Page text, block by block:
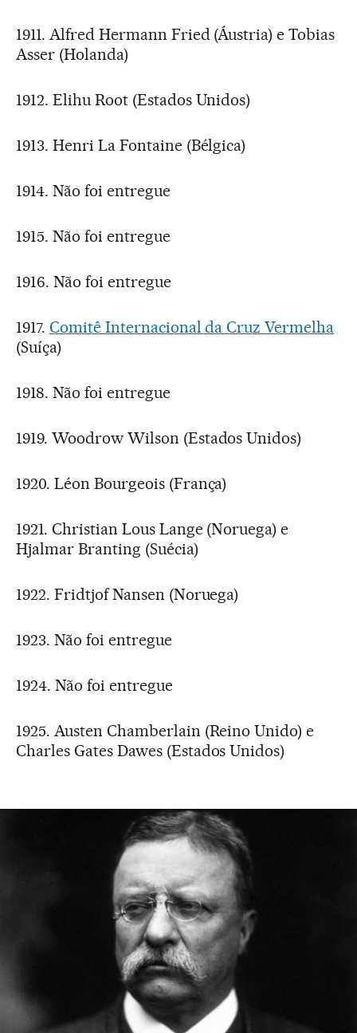
1911. Alfred Hermann Fried (Áustria) e Tobias
Asser (Holanda)
1912. Elihu Root (Estados Unidos)
1913. Henri La Fontaine (Bélgica)
1914. Não foi entregue
1915. Não foi entregue
1916. Não foi entregue
1917. Comitê Internacional da Cruz Vermelha
(Suíça)
1918. Não foi entregue
1919. Woodrow Wilson (Estados Unidos)
1920. Léon Bourgeois (França)
1921. Christian Lous Lange (Noruega) e
Hjalmar Branting (Suécia)
1922. Fridtjof Nansen (Noruega)
1923. Não foi entregue
1924. Não foi entregue
1925. Austen Chamberlain (Reino Unido) e
Charles Gates Dawes (Estados Unidos)